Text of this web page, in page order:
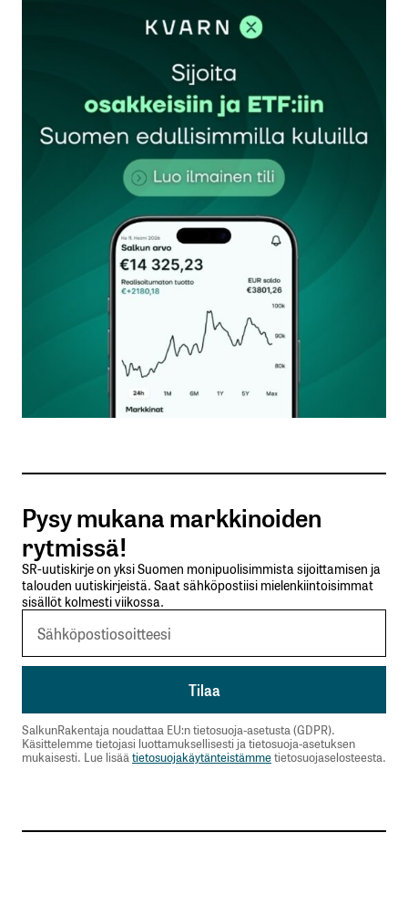
rekisteröityä
Sähköpostiosoitettasi ei julkaista.Pakolliset
kentät on merkitty*
Kommentti*
Nimesi tai nimimerkkisi
Sähköpostiosoitteesi
Tilaa SalkunRakentajan uutiskirje
Lähetä kommentti
Pysy mukana markkinoiden
rytmissä!
SR-uutiskirje on yksi Suomen monipuolisimmista sijoittamisen ja
talouden uutiskirjeistä. Saat sähköpostiisi mielenkiintoisimmat
sisällöt kolmesti viikossa.
SalkunRakentaja noudattaa EU:n tietosuoja-asetusta (GDPR).
Käsittelemme tietojasi luottamuksellisesti ja tietosuoja-asetuksen
mukaisesti. Lue lisää tietosuojakäytänteistämmetietosuojaselosteesta.